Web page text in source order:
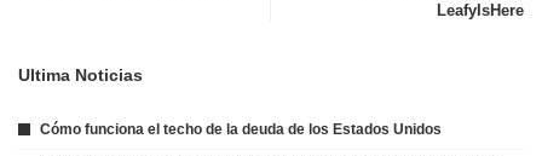
LeafyIsHere
Ultima Noticias
Cómo funciona el techo de la deuda de los Estados Unidos